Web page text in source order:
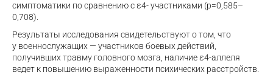
симптоматики по сравнению с ε4- участниками (p=0,585–
0,708).
Результаты исследования свидетельствуют о том, что
у военнослужащих — участников боевых действий,
получивших травму головного мозга, наличие ε4-аллеля
ведет к повышению выраженности психических расстройств.